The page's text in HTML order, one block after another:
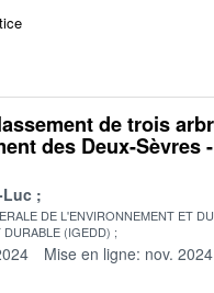
de trois
des Deux-Sèvres
Luc
DE L'ENVIRONNEMENT ET DU
DURABLE (IGEDD)
Mise en ligne: nov. 2024